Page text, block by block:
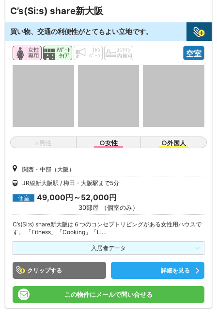
C’s(Si:s) share新大阪
買い物、交通の利便性がとてもよい立地です。
空室
×男性 ○女性 ○外国人
関西・中部（大阪）
JR線新大阪駅
梅田・大阪駅まで5分
個室 49,000円～52,000円
30部屋 （個室のみ）
C’s(Si:s) share新大阪は６つのコンセプトリビングがある女性用ハウスで
す。 「Fitness」「Cooking」「Li…
入居者データ
クリップ 詳細を見る
この物件にメールで問い合せる